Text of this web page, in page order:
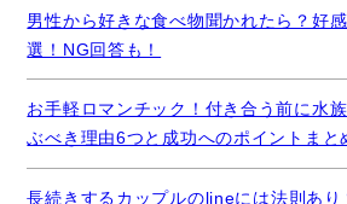
男性から好きな食べ物聞かれたら？好
選！NG回答も！
お手軽ロマンチック！付き合う前に水
ぶべき理由6つと成功へのポイントまと
長続きするカップルのlineには法則あり